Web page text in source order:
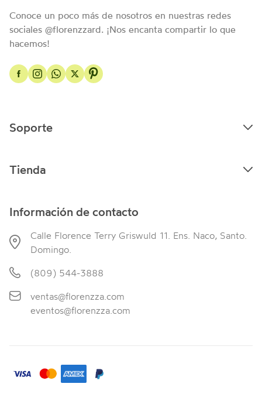
Conoce un poco más de nosotros en nuestras redes
sociales @florenzzard. ¡Nos encanta compartir lo que
hacemos!
Soporte
Tienda
Información de contacto
Calle Florence Terry Griswuld 11. Ens. Naco, Santo.
Domingo.
(809) 544-3888
ventas@florenzza.com
eventos@florenzza.com